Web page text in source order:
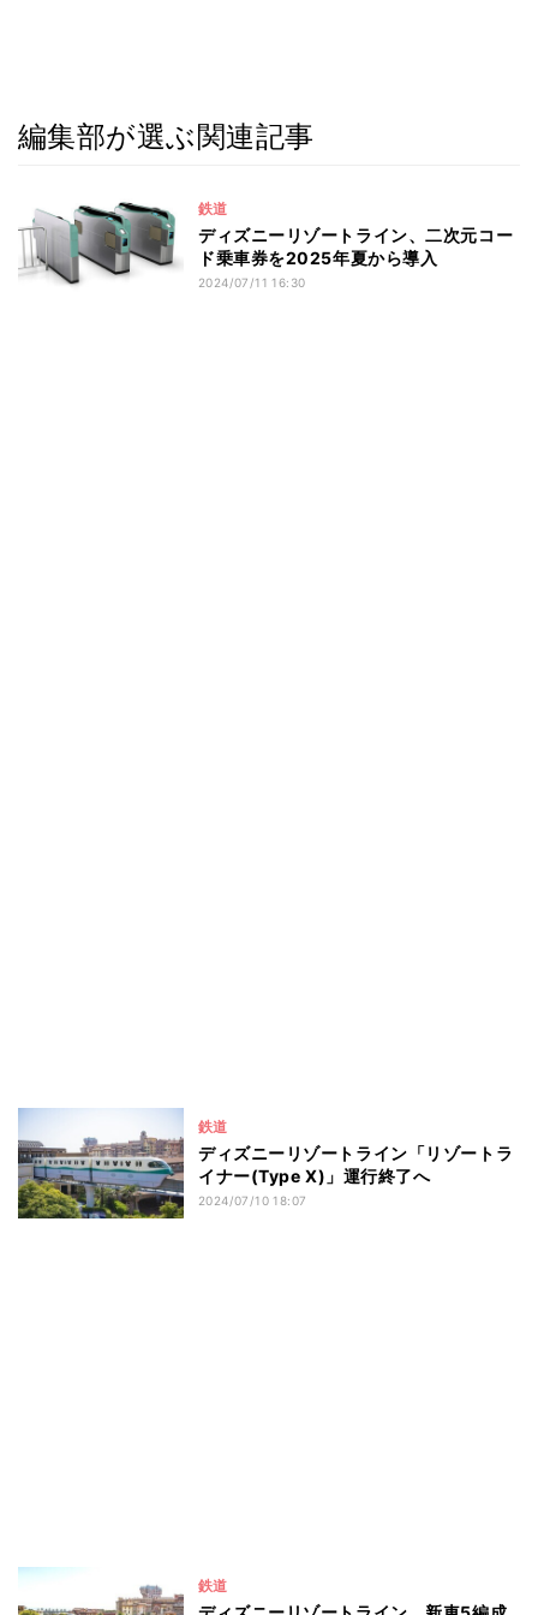
編集部が選ぶ関連記事
鉄道
ディズニーリゾートライン、二次元コー
ド乗車券を2025年夏から導入
2024/07/11 16:30
鉄道
ディズニーリゾートライン「リゾートラ
イナー(Type X)」運行終了へ
2024/07/10 18:07
鉄道